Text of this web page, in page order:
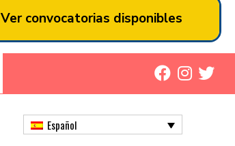
Ver convocatorias disponibles
Español